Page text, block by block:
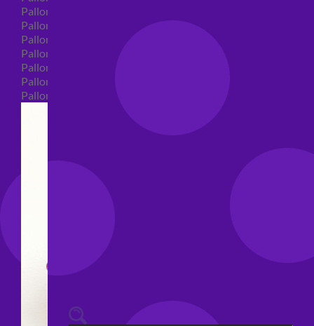
Palloncini 30 anni shape
Palloncini 40 anni shape
Palloncini 50 anni shape
Palloncini 60/70/80/90/100 anni shape
Palloncini Matrimonio shape
Palloncini Anniversario shape
Palloncini generici shape